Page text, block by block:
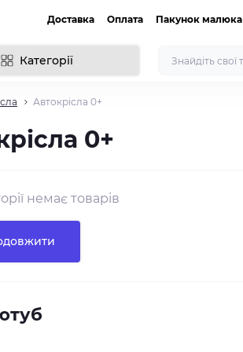
Доставка Оплата Пакунок малюка
Категорії
Автокрісла 0+
0+
немає товарів